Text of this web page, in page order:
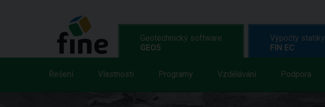
Geotechnický software
GEO5
Řešení Vlastnosti Programy Vzdělávání Podpora
Výpočty statiky
FIN EC